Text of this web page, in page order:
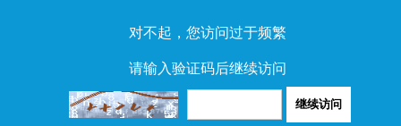
对不起，您访问过于频繁
请输入验证码后继续访问
继续访问